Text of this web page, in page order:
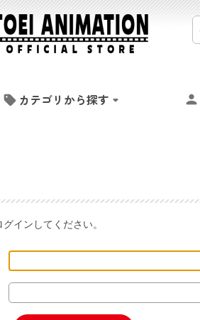
カテゴリから探す
インしてください。